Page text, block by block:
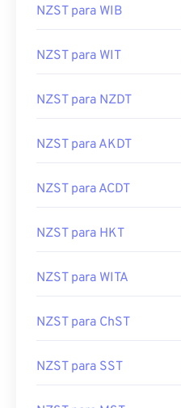
NZST para WIB
NZST para WIT
NZST para NZDT
NZST para AKDT
NZST para ACDT
NZST para HKT
NZST para WITA
NZST para ChST
NZST para SST